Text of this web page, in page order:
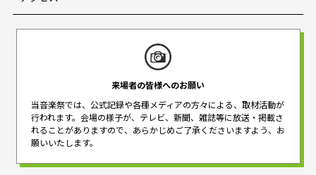
来場者の皆様へのお願い
当音楽祭では、公式記録や各種メディアの方々による、取材活動が
行われます。 会場の様子が、テレビ、新聞、雑誌等に放送・掲載さ
れることがありますので、 あらかじめご了承くださいますよう、お
願いいたします。